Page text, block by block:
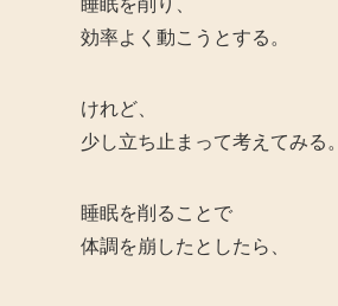
睡眠を削り、
効率よく動こうとする。
けれど、
少し立ち止まって考えてみる。
睡眠を削ることで
体調を崩したとしたら、